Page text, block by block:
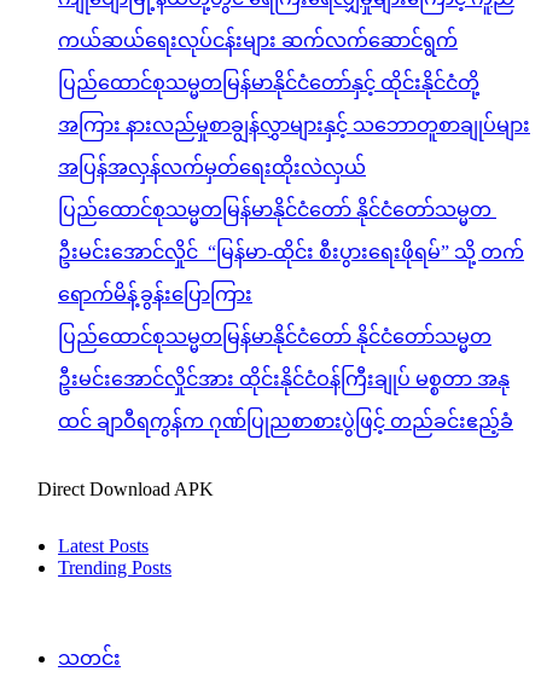
ကယ်ဆယ်ရေးလုပ်ငန်းများ ဆက်လက်ဆောင်ရွက်
ပြည်ထောင်စုသမ္မတမြန်မာနိုင်ငံတော်နှင့် ထိုင်းနိုင်ငံတို့
အကြား နားလည်မှုစာချွန်လွှာများနှင့် သဘောတူစာချုပ်များ
အပြန်အလှန်လက်မှတ်ရေးထိုးလဲလှယ်
ပြည်ထောင်စုသမ္မတမြန်မာနိုင်ငံတော် နိုင်ငံတော်သမ္မတ
ဦးမင်းအောင်လှိုင် “မြန်မာ-ထိုင်း စီးပွားရေးဖိုရမ်” သို့ တက်
ရောက်မိန့်ခွန်းပြောကြား
ပြည်ထောင်စုသမ္မတမြန်မာနိုင်ငံတော် နိုင်ငံတော်သမ္မတ
ဦးမင်းအောင်လှိုင်အား ထိုင်းနိုင်ငံဝန်ကြီးချုပ် မစ္စတာ အနု
ထင် ချာဝီရကွန်က ဂုဏ်ပြုညစာစားပွဲဖြင့် တည်ခင်းဧည့်ခံ
Direct Download APK
Latest Posts
Trending Posts
သတင်း